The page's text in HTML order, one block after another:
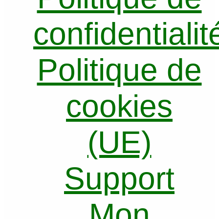
Politique de
cookies
(UE)
Support